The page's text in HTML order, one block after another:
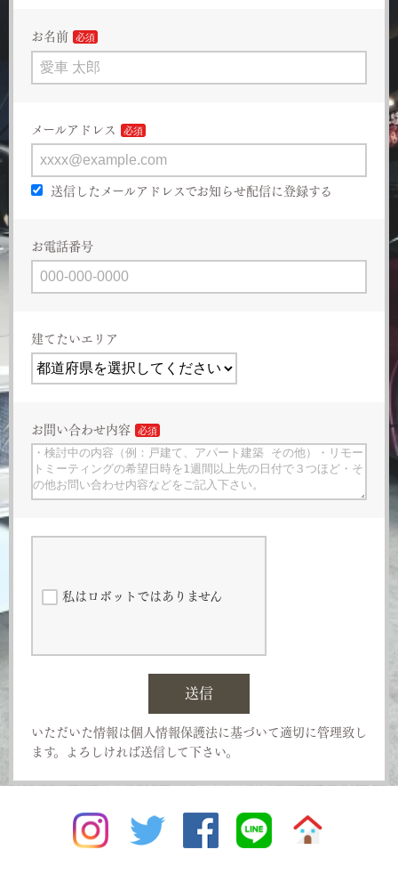
お名前
メールアドレス
送信したメールアドレスでお知らせ配信に登録する
お電話番号
建てたいエリア
お問い合わせ内容
私はロボットではありません
送信
いただいた情報は個人情報保護法に基づいて適切に管理致し
ます。よろしければ送信して下さい。